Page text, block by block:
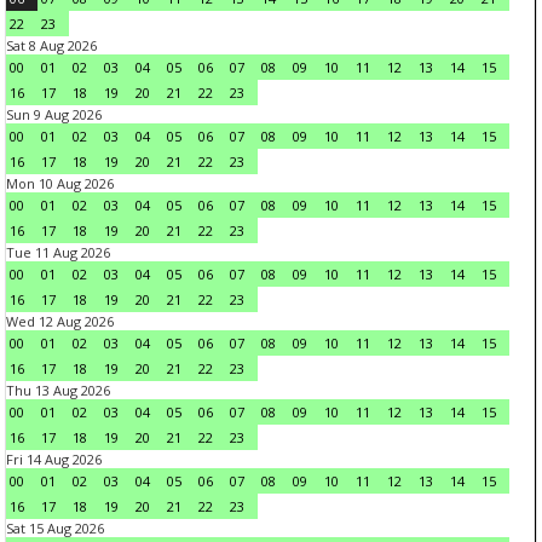
22
23
Sat 8 Aug 2026
00
01 02 03 04 05 06 07 08 09 10 11 12 13 14
15
16
17 18 19 20 21 22
23
Sun 9 Aug 2026
00
01 02 03 04 05 06 07 08 09 10 11 12 13 14
15
16
17 18 19 20 21 22
23
Mon 10 Aug 2026
00
01 02 03 04 05 06 07 08 09 10 11 12 13 14
15
16
17 18 19 20 21 22
23
Tue 11 Aug 2026
00
01 02 03 04 05 06 07 08 09 10 11 12 13 14
15
16
17 18 19 20 21 22
23
Wed 12 Aug 2026
00
01 02 03 04 05 06 07 08 09 10 11 12 13 14
15
16
17 18 19 20 21 22
23
Thu 13 Aug 2026
00
01 02 03 04 05 06 07 08 09 10 11 12 13 14
15
16
17 18 19 20 21 22
23
Fri 14 Aug 2026
00
01 02 03 04 05 06 07 08 09 10 11 12 13 14
15
16
17 18 19 20 21 22
23
Sat 15 Aug 2026